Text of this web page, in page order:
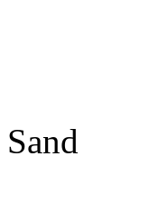
Sand